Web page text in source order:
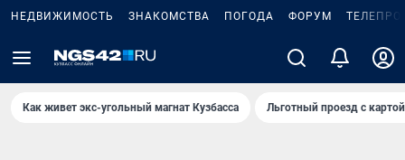
НЕДВИЖИМОСТЬ ЗНАКОМСТВА ПОГОДА ФОРУМ
Как живет экс-угольный магнат Кузбасса Льготный проезд с